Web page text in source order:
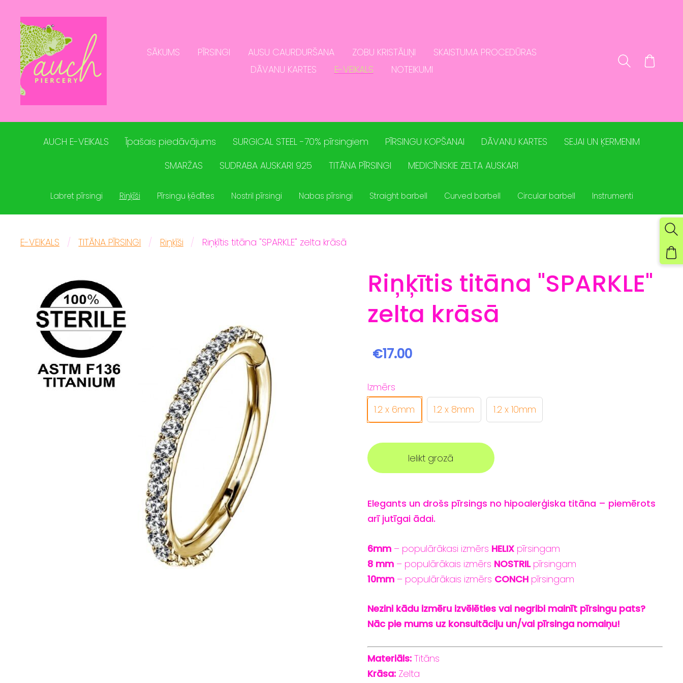
SĀKUMS PĪRSINGI AUSU CAURDURŠANA ZOBU KRISTĀLIŅI
SKAISTUMA PROCEDŪRAS
DĀVANU KARTES
E-VEIKALS NOTEIKUMI
AUCH E-VEIKALS Īpašais piedāvājums SURGICAL STEEL -70% pīrsingiem PĪRSINGU KOPŠANAI DĀVANU KARTES
SEJAI UN ĶERMENIM
SMARŽAS
SUDRABA AUSKARI 925 TITĀNA PĪRSINGI MEDICĪNISKIE ZELTA AUSKARI
Labret pīrsingi Riņķīši Pīrsingu ķēdītes Nostril pīrsingi Nabas pīrsingi Straight barbell Curved barbell Circular barbell Instrumenti
E-VEIKALS TITĀNA PĪRSINGI Riņķīši Riņķītis titāna "SPARKLE" zelta krāsā
Riņķītis titāna "SPARKLE"
zelta krāsā
€17.00
Izmērs
1.2 x 6mm
1.2 x 8mm 1.2 x 10mm
Ielikt grozā
Elegants un drošs pīrsings no hipoalerģiska titāna – piemērots
arī jutīgai ādai.
6mm– populārākasi izmērs HELIXpīrsingam
8 mm– populārākais izmērs NOSTRILpīrsingam
10mm– populārākais izmērs CONCHpīrsingam
Nezini kādu izmēru izvēlēties vai negribi mainīt pīrsingu pats?
Nāc pie mums uz konsultāciju un/vai pīrsinga nomaiņu!
Materiāls: Titāns
Krāsa: Zelta